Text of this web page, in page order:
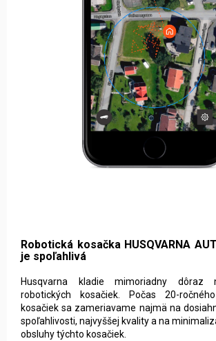
Súhlasím
Robotická kosačka HUSQVARNA
je spoľahlivá
Husqvarna kladie mimoriadny dôraz
robotických kosačiek. Počas 20-
kosačiek sa zameriavame najmä na
spoľahlivosti, najvyššej kvality a na
obsluhy týchto kosačiek.